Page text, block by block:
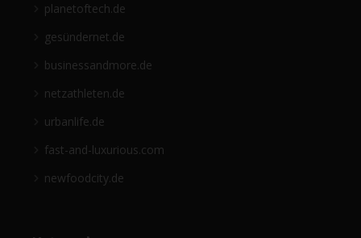
planetoftech.de
gesündernet.de
businessandmore.de
netzathleten.de
urbanlife.de
fast-and-luxurious.com
newfoodcity.de